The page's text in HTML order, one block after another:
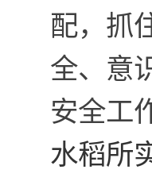
配，抓
全、意
安全工
水稻所